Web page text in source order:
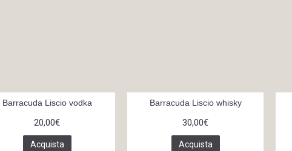
Barracuda Liscio vodka
20,00€
Acquista
Barracuda Liscio whisky
30,00€
Acquista